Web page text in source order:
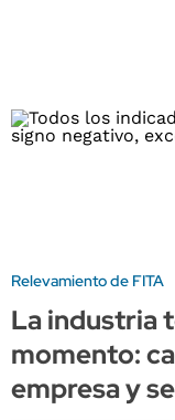
Relevamiento de FITA
La industria
momento:
empresa y